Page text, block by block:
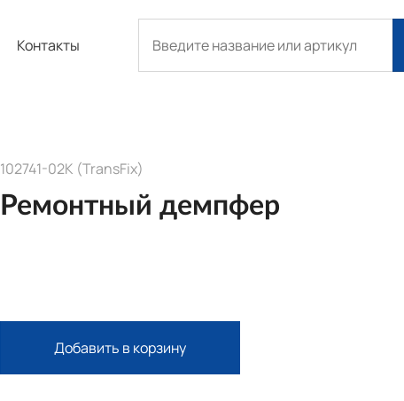
Контакты
102741-02K (TransFix)
Ремонтный демпфер
Добавить в корзину